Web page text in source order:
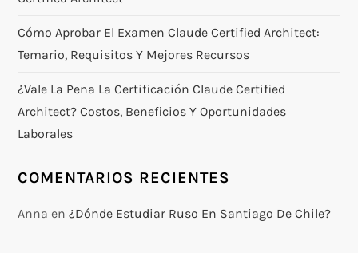
Cómo Aprobar El Examen Claude Certified Architect:
Temario, Requisitos Y Mejores Recursos
¿Vale La Pena La Certificación Claude Certified
Architect? Costos, Beneficios Y Oportunidades
Laborales
COMENTARIOS RECIENTES
Anna en¿Dónde Estudiar Ruso En Santiago De Chile?